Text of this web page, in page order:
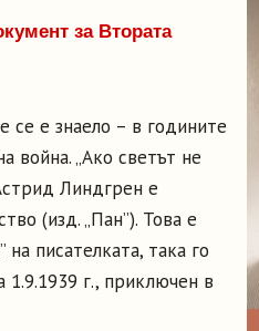
за Втората
се е знаело – в годините
война. „Ако светът не
Линдгрен е
(изд. „Пан”). Това е
на писателката, така го
1.9.1939 г., приключен в